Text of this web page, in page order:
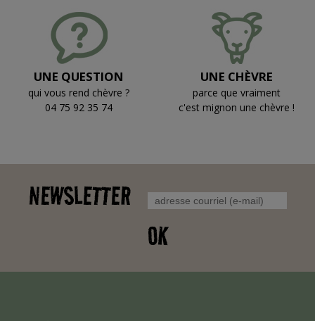
UNE QUESTION
qui vous rend chèvre ?
04 75 92 35 74
UNE CHÈVRE
parce que vraiment
c'est mignon une chèvre !
NEWSLETTER
OK